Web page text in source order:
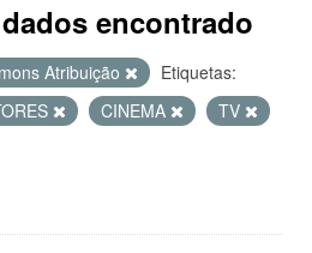
encontrado
Atribuição
Etiquetas:
CINEMA
TV